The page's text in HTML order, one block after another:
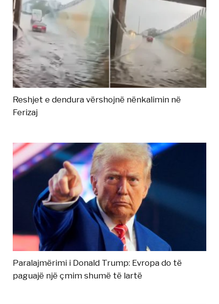
Reshjet e dendura vërshojnë nënkalimin në
Ferizaj
Paralajmërimi i Donald Trump: Evropa do të
paguajë një çmim shumë të lartë